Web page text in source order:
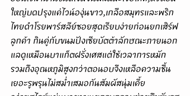
ใหญ่บดปรุงแค่ไวน์องุ่นขาว,เกลือสมุทรและพริก
ไทยดำโรยพาร์สลีย์ซอยสุดเรียบง่ายก่อนยกเสิร์ฟ
ลูกค้า กินคู่กับขนมปังเซียบัตต้าลักษณะภายนอก
แลดูเหมือนบาแก็ตฝรั่งเศสแต่ใช้เวลาการหมัก
รวมถึงอุณหภูมิสูงกว่าตอนอบจึงเหลือความชื้น
เยอะรูพรุนไม่สม่ำเสมอกันสัมผัสนุ่มเคี้ย